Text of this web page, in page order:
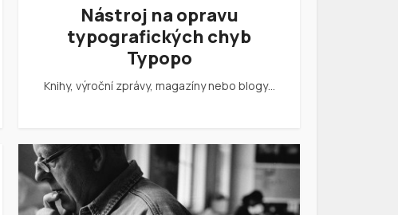
Nástroj na opravu
typografických chyb
Typopo
Knihy, výroční zprávy, magazíny nebo blogy…